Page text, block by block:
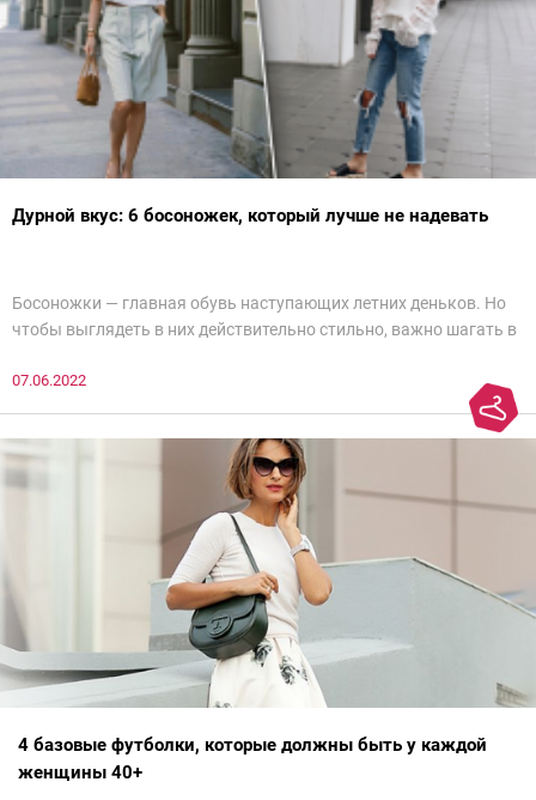
Дурной вкус: 6 босоножек, который лучше не надевать
Босоножки — главная обувь наступающих летних деньков. Но
чтобы выглядеть в них действительно стильно, важно шагать в
сезоне лучше не надевать. Потому что они — гарант дурного
07.06.2022
4 базовые футболки, которые должны быть у каждой
женщины 40+